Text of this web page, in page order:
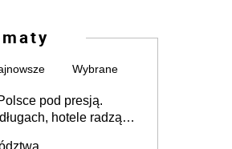
Wybrane
pod presją.
hotele radzą